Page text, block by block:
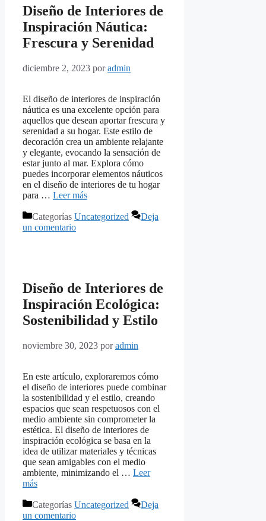
Diseño de Interiores de
Inspiración Náutica:
Frescura y Serenidad
diciembre 2, 2023 poradmin
El diseño de interiores de inspiración
náutica es una excelente opción para
aquellos que desean aportar frescura y
serenidad a su hogar. Este estilo de
decoración crea un ambiente relajante
y elegante, evocando la sensación de
estar junto al mar. Explora cómo
puedes incorporar elementos náuticos
en el diseño de interiores de tu hogar
para … Leer más
Categorías Uncategorized
Deja
un comentario
Diseño de Interiores de
Inspiración Ecológica:
Sostenibilidad y Estilo
noviembre 30, 2023 poradmin
En este artículo, exploraremos cómo
el diseño de interiores puede combinar
la sostenibilidad y el estilo, creando
espacios que sean respetuosos con el
medio ambiente sin comprometer la
estética. El diseño de interiores de
inspiración ecológica se basa en la
idea de utilizar materiales y técnicas
que sean amigables con el medio
ambiente, minimizando el … Leer
más
Categorías Uncategorized
Deja
un comentario